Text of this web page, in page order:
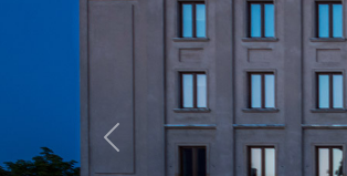
Previous